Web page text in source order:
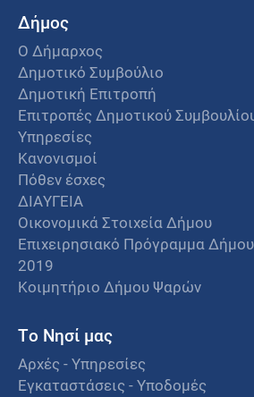
Δήμος
Ο Δήμαρχος
Δημοτικό Συμβούλιο
Δημοτική Επιτροπή
Επιτροπές Δημοτικού
Υπηρεσίες
Κανονισμοί
Πόθεν έσχες
ΔΙΑΥΓΕΙΑ
Οικονομικά Στοιχεία Δήμου
Επιχειρησιακό Πρόγραμμα
2019
Κοιμητήριο Δήμου Ψαρών
Το Νησί μας
Αρχές - Υπηρεσίες
Εγκαταστάσεις - Υποδομές